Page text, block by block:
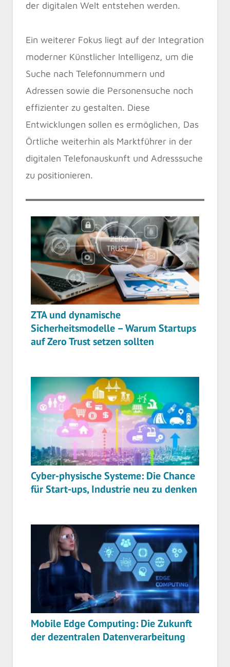
der digitalen Welt entstehen werden.
Ein weiterer Fokus liegt auf der Integration
moderner Künstlicher Intelligenz, um die
Suche nach Telefonnummern und
Adressen sowie die Personensuche noch
effizienter zu gestalten. Diese
Entwicklungen sollen es ermöglichen, Das
Örtliche weiterhin als Marktführer in der
digitalen Telefonauskunft und Adresssuche
zu positionieren.
ZTA und dynamische
Sicherheitsmodelle – Warum Startups
auf Zero Trust setzen sollten
Cyber-physische Systeme: Die Chance
für Start-ups, Industrie neu zu denken
Mobile Edge Computing: Die Zukunft
der dezentralen Datenverarbeitung